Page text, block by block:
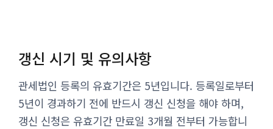
갱신 시기 및 유의사항
관세법인 등록의 유효기간은 5년입니다. 등록일로부터
5년이 경과하기 전에 반드시 갱신 신청을 해야 하며,
갱신 신청은 유효기간 만료일 3개월 전부터 가능합니